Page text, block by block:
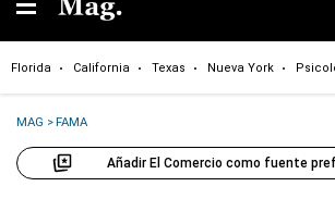
Florida California Texas Nueva York
MAG >FAMA
Añadir El Comercio como fuente